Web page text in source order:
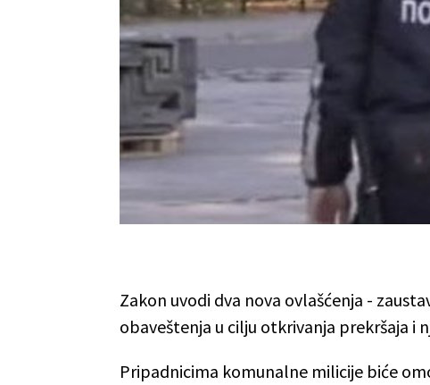
Zakon uvodi dva nova ovlašćenja -
obaveštenja u cilju otkrivanja prekršaja i
Pripadnicima komunalne milicije biće